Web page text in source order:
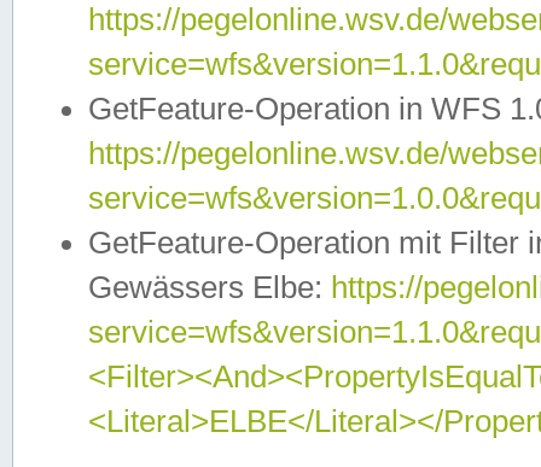
https://pegelonline.wsv.de/
GetFeature-Operation in WFS
https://pegelonline.wsv.de/
GetFeature-Operation mit Filter
Gewässers Elbe: https://
<Literal>ELBE</Literal></